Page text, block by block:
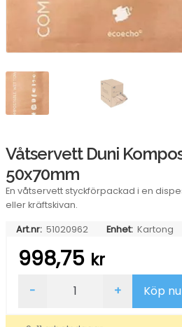
Våtservett Duni
50x70mm
En våtservett styckförpackad i en
eller kräftskivan.
Art.nr: 51020962 Enhet: Kartong
998,75 kr
Duni
Kraftig
- + Köp nu